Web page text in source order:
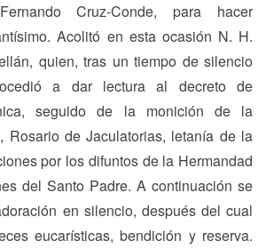
Cruz-Conde, para hacer
Acolitó en esta ocasión N. H.
quien, tras un tiempo de silencio
a dar lectura al decreto de
seguido de la monición de la
Rosario de Jaculatorias, letanía de la
por los difuntos de la Hermandad
del Santo Padre. A continuación se
en silencio, después del cual
eucarísticas, bendición y reserva.